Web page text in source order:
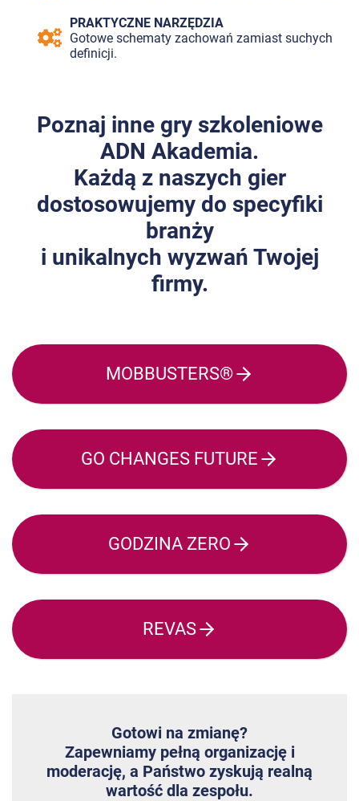
PRAKTYCZNE NARZĘDZIA
Gotowe schematy zachowań zamiast suchych
definicji.
Poznaj inne gry szkoleniowe
ADN Akademia.
Każdą z naszych gier
dostosowujemy do specyfiki
branży
i unikalnych wyzwań Twojej
firmy.
MOBBUSTERS®
GO CHANGES FUTURE
GODZINA ZERO
REVAS
Gotowi na zmianę?
Zapewniamy pełną organizację i
moderację, a Państwo zyskują realną
wartość dla zespołu.